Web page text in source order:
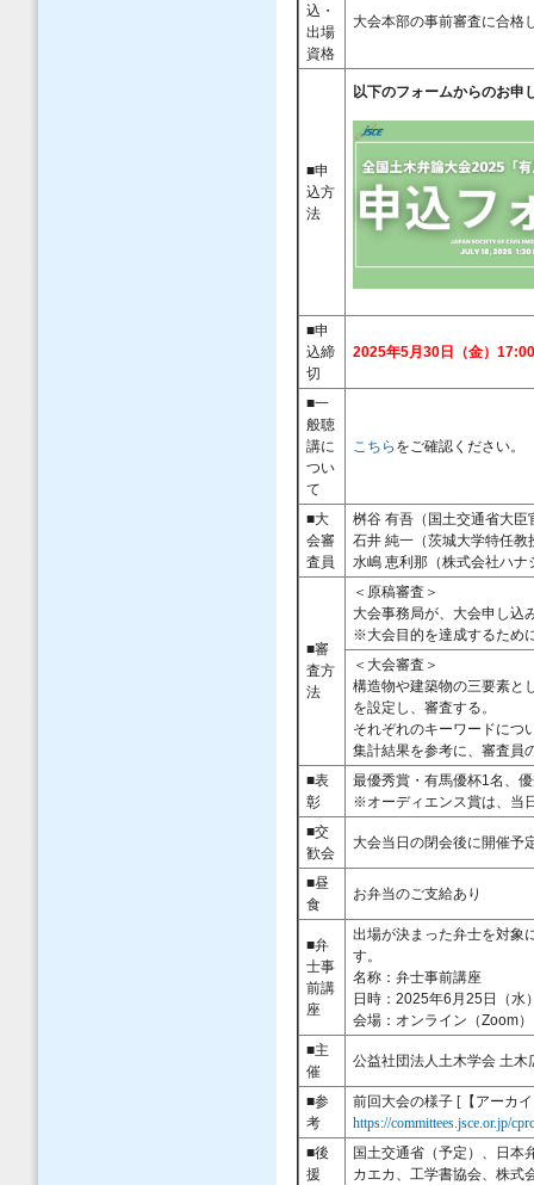
込・
出場
資格
大会本部の事前審査に合
■申
込方
法
以下のフォームからのお申
■申
込締
切
2025年5月30日（金）
■一
般聴
講に
つい
て
こちら をご確認ください。
■大
会審
査員
桝谷 有吾（国土交通省大
石井 純一（茨城大学特任教
水嶋 恵利那（株式会社ハナ
■審
査方
法
＜原稿審査＞
大会事務局が、大会申し込
※大会目的を達成するため
＜大会審査＞
構造物や建築物の三要素と
を設定し、審査する。
それぞれのキーワードにつ
集計結果を参考に、審査員
■表
彰
最優秀賞・有馬優杯1名、
※オーディエンス賞は、当
■交
歓会
大会当日の閉会後に開催予
■昼
食
お弁当のご支給あり
■弁
士事
前講
座
出場が決まった弁士を対象
す。
名称：弁士事前講座
日時：2025年6月25日（水
会場：オンライン（Zoom）
■主
催
公益社団法人土木学会 土
■参
考
前回大会の様子 [【アーカ
https://committees.jsce.or.jp/
■後
援
国土交通省（予定）、日本
カエカ、工学書協会、株式